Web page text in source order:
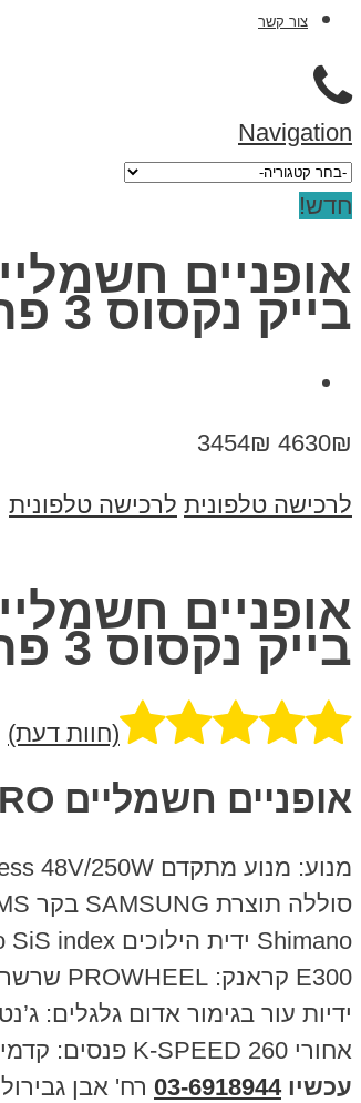
צור קשר
Navigation
חדש!
בייק נקסוס 3 פרו
4630₪
3454₪
לרכישה טלפונית לרכישה טלפונית
בייק נקסוס 3 פרו
(חוות דעת)
אופניים חשמליים 48V SMART BIKE NEXUS 3 PRO – סמארט בייק נקסוס 3 פרו
אחורי K-SPEED 260 פנסים: קדמי ואחורי לד של BLAZE LITE דגם: NEXUS 3 PRO יצרן: smartbike אחריות: 12 חודשים יבואן רישמי
עכשיו03-6918944 רח' אבן גבירול 59 תל אביב אפשרות לשדרג לסוללת חזקות יותר עם אמפר גבוהה יותר. שאל את הנציג.